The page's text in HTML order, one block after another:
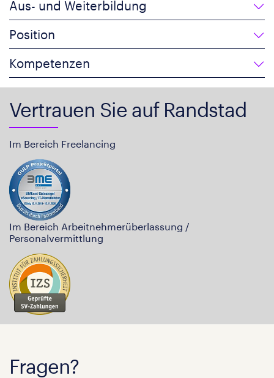
Aus- und Weiterbildung
Position
Kompetenzen
Vertrauen Sie auf Randstad
Im Bereich Freelancing
Im Bereich Arbeitnehmerüberlassung /
Personalvermittlung
Fragen?